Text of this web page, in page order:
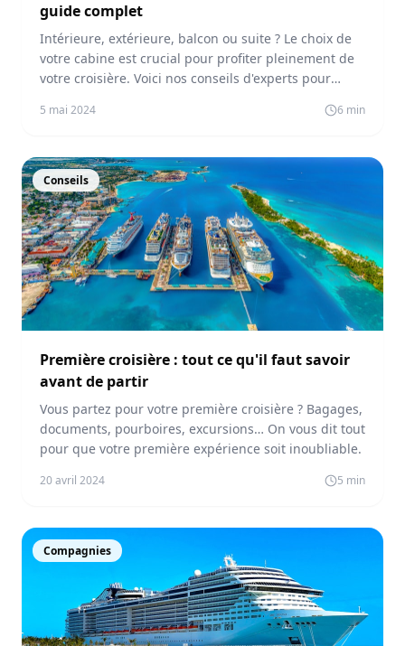
guide complet
Intérieure, extérieure, balcon ou suite ? Le choix de
votre cabine est crucial pour profiter pleinement de
votre croisière. Voici nos conseils d'experts pour
5 mai 2024 6 min
Conseils
Première croisière : tout ce qu'il faut savoir
avant de partir
Vous partez pour votre première croisière ? Bagages,
documents, pourboires, excursions… On vous dit tout
pour que votre première expérience soit inoubliable.
20 avril 2024 5 min
Compagnies